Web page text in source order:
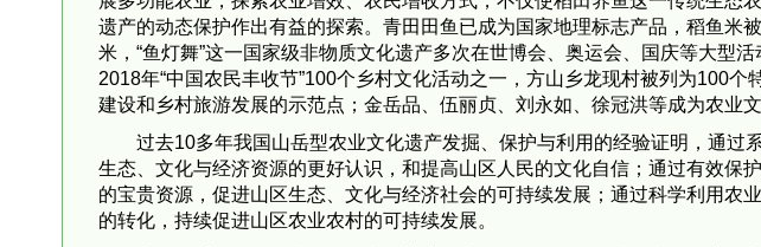
遗产的动态保护作出有益的探索。青田田鱼已成为国家地理标志产品，稻鱼米
米，“鱼灯舞”这一国家级非物质文化遗产多次在世博会、奥运会、国庆等大型
2018年“中国农民丰收节”100个乡村文化活动之一，方山乡龙现村被列为100
建设和乡村旅游发展的示范点；金岳品、伍丽贞、刘永如、徐冠洪等成为农业
过去10多年我国山岳型农业文化遗产发掘、保护与利用的经验证明，通过
生态、文化与经济资源的更好认识，和提高山区人民的文化自信；通过有效保
的宝贵资源，促进山区生态、文化与经济社会的可持续发展；通过科学利用农
的转化，持续促进山区农业农村的可持续发展。